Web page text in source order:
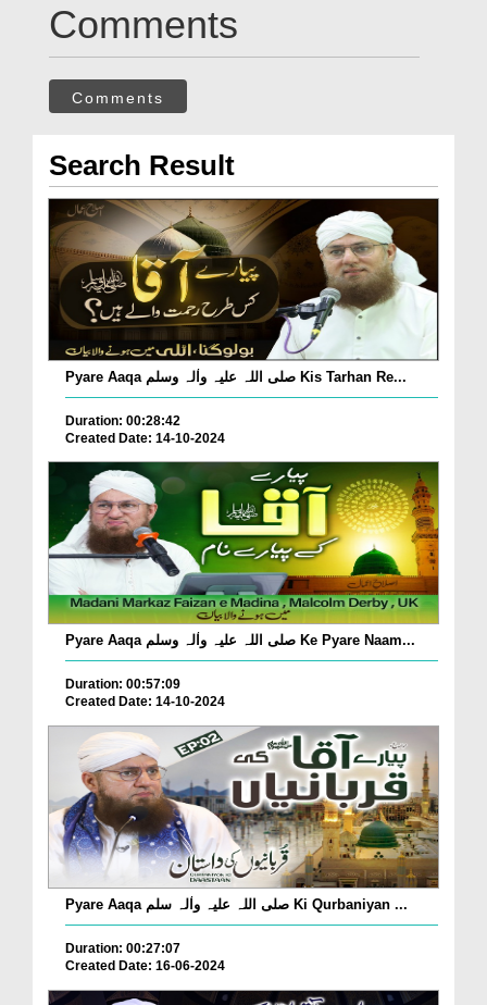
Comments
Comments
Search Result
Pyare Aaqa صلی اللہ علیہ واٰلہ وسلم Kis Tarhan Re...
Duration: 00:28:42
Created Date: 14-10-2024
Pyare Aaqa صلی اللہ علیہ واٰلہ وسلم Ke Pyare Naam...
Duration: 00:57:09
Created Date: 14-10-2024
Pyare Aaqa صلی اللہ علیہ واٰلہ سلم Ki Qurbaniyan ...
Duration: 00:27:07
Created Date: 16-06-2024